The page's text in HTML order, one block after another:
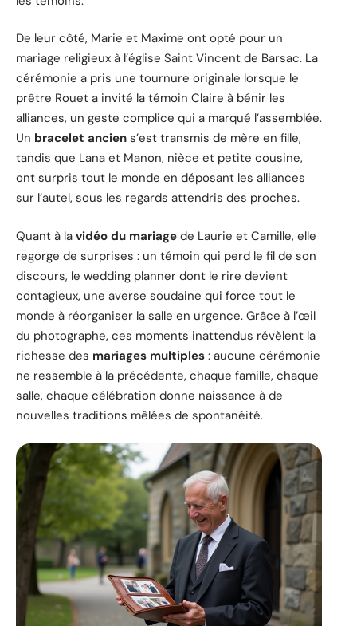
De leur côté, Marie et Maxime ont opté pour un
mariage religieux à l’église Saint Vincent de Barsac. La
cérémonie a pris une tournure originale lorsque le
prêtre Rouet a invité la témoin Claire à bénir les
alliances, un geste complice qui a marqué l’assemblée.
Un bracelet ancien s’est transmis de mère en fille,
tandis que Lana et Manon, nièce et petite cousine,
ont surpris tout le monde en déposant les alliances
sur l’autel, sous les regards attendris des proches.
Quant à la vidéo du mariage de Laurie et Camille, elle
regorge de surprises : un témoin qui perd le fil de son
discours, le wedding planner dont le rire devient
contagieux, une averse soudaine qui force tout le
monde à réorganiser la salle en urgence. Grâce à l’œil
du photographe, ces moments inattendus révèlent la
richesse des mariages multiples : aucune cérémonie
ne ressemble à la précédente, chaque famille, chaque
salle, chaque célébration donne naissance à de
nouvelles traditions mêlées de spontanéité.